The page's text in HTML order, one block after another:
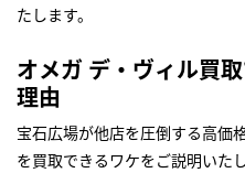
たします。
オメガ デ・ヴィル買
理由
宝石広場が他店を圧倒する高価
を買取できるワケをご説明いたし